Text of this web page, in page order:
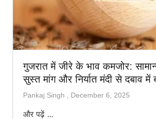
गुजरात में जीरे के भाव कमजोर:
सुस्त मांग और निर्यात मंदी से दबाव में
Pankaj Singh December 6, 2025
और पढ़ें ...